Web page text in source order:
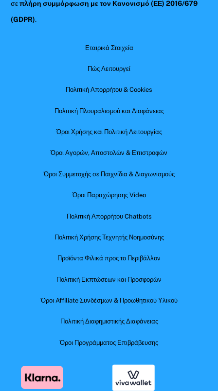
σεπλήρη συμμόρφωση με τον Κανονισμό (ΕΕ) 2016/679
(GDPR).
Εταιρικά Στοιχεία
Πώς Λειτουργεί
Πολιτική Απορρήτου & Cookies
Πολιτική Πλουραλισμού και Διαφάνειας
Όροι Χρήσης και Πολιτική Λειτουργίας
Όροι Αγορών, Αποστολών & Επιστροφών
Όροι Συμμετοχής σε Παιχνίδια & Διαγωνισμούς
Όροι Παραχώρησης Video
Πολιτική Απορρήτου Chatbots
Πολιτική Χρήσης Τεχνητής Νοημοσύνης
Προϊόντα Φιλικά προς το Περιβάλλον
Πολιτική Εκπτώσεων και Προσφορών
Όροι Affiliate Συνδέσμων & Προωθητικού Υλικού
Πολιτική Διαφημιστικής Διαφάνειας
Όροι Προγράμματος Επιβράβευσης